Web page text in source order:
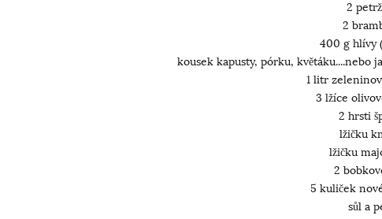
2
2
400 g hlívy
kousek kapusty, pórku, květáku....nebo
1 litr
3 lžíce
2 hrsti
lžičku
lžičku
2
5 kuliček
sůl a